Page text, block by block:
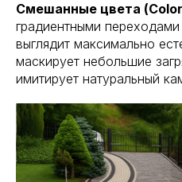
Смешанные цвета
градиентными переходами
выглядит максимально
маскирует небольшие
имитирует натуральный